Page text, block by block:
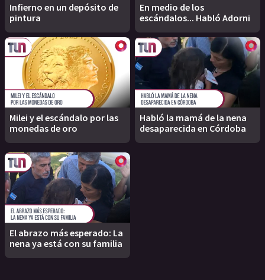
Infierno en un depósito de
pintura
En medio de los
escándalos... Habló Adorni
Milei y el escándalo por las
monedas de oro
Habló la mamá de la nena
desaparecida en Córdoba
El abrazo más esperado: La
nena ya está con su familia